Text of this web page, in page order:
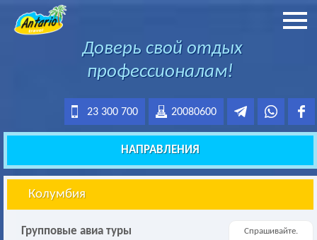
Доверь свой отдых
профессионалам!
20080600
23 300 700
НАПРАВЛЕНИЯ
Колумбия
Спрашивайте.
Групповые авиа туры